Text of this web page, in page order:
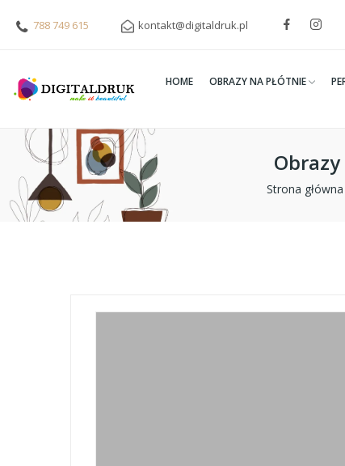
788 749 615 kontakt@digitaldruk.pl
HOME OBRAZY NA PŁÓTNIE
Strona główna